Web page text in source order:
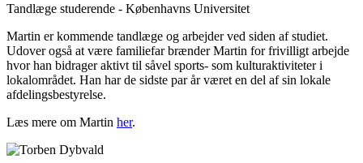
Tandlæge studerende - Københavns Universitet
Martin er kommende tandlæge og arbejder ved siden af studiet.
Udover også at være familiefar brænder Martin for frivilligt arbejde
hvor han bidrager aktivt til såvel sports- som kulturaktiviteter i
lokalområdet. Han har de sidste par år været en del af sin lokale
afdelingsbestyrelse.
Læs mere om Martin her.